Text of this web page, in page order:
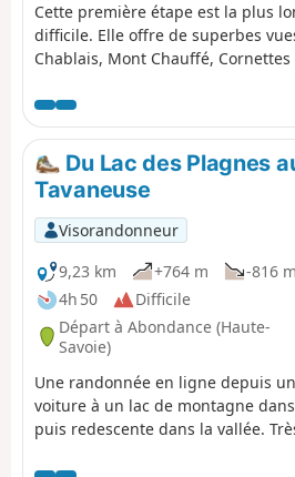
Cette première étape est la plus
difficile. Elle offre de superbes
Chablais, Mont Chauffé,
Mont Blanc, surtout dans la
depuis la Dent d'Oche. Vaches,
sont aussi au rendez-vous. Vous êtes dans une zone
protégée ! voir la réglementation
pratiques.
Du Lac des Plagnes
Tavaneuse
Visorandonneur
9,23 km
+764 m
-816 m
4h 50
Difficile
Départ à Abondance (Haute-
Savoie)
Une randonnée en ligne depuis
voiture à un lac de montagne
puis redescente dans la vallée.